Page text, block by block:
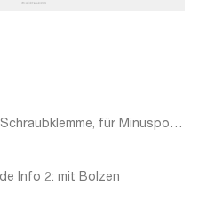
für Minuspol,
Info 2: mit Bolzen